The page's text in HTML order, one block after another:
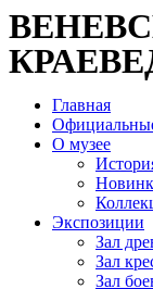
Главная
О музее
Экспозиции
Зал
Зал
Зал